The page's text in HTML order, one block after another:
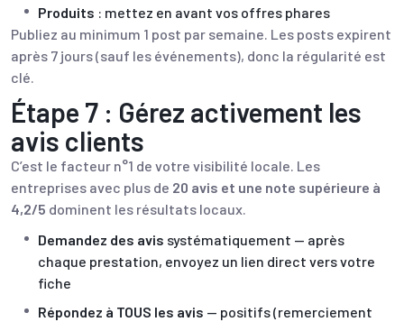
Produits : mettez en avant vos offres phares
Publiez au minimum 1 post par semaine. Les posts expirent
après 7 jours (sauf les événements), donc la régularité est
clé.
Étape 7 : Gérez activement les
avis clients
C’est le facteur n°1 de votre visibilité locale. Les
entreprises avec plus de 20 avis et une note supérieure à
4,2/5 dominent les résultats locaux.
Demandez des avis systématiquement — après
chaque prestation, envoyez un lien direct vers votre
fiche
Répondez à TOUS les avis — positifs (remerciement